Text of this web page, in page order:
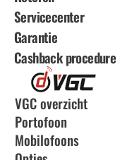
Servicecenter
Garantie
Cashback procedure
VGC overzicht
Portofoon
Mobilofoons